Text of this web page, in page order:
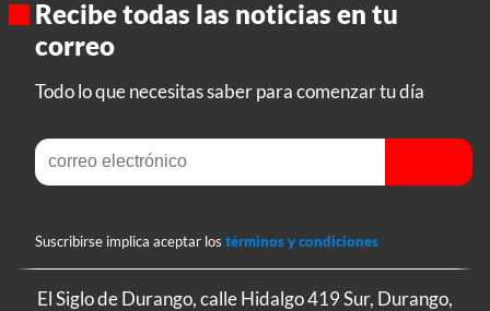
Recibe todas las noticias en tu
correo
Todo lo que necesitas saber para comenzar tu día
Suscribirse implica aceptar los términos y condiciones
El Siglo de Durango, calle Hidalgo 419 Sur, Durango,